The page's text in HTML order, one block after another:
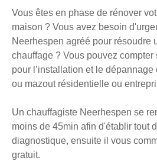
Vous êtes en phase de rénover
maison ? Vous avez besoin
Neerhespen agréé pour résoudre
chauffage ? Vous pouvez compter
pour l’installation et le
ou mazout résidentielle ou
Un chauffagiste Neerhespen se
moins de 45min afin d'établir tout
diagnostique, ensuite il vous
gratuit.